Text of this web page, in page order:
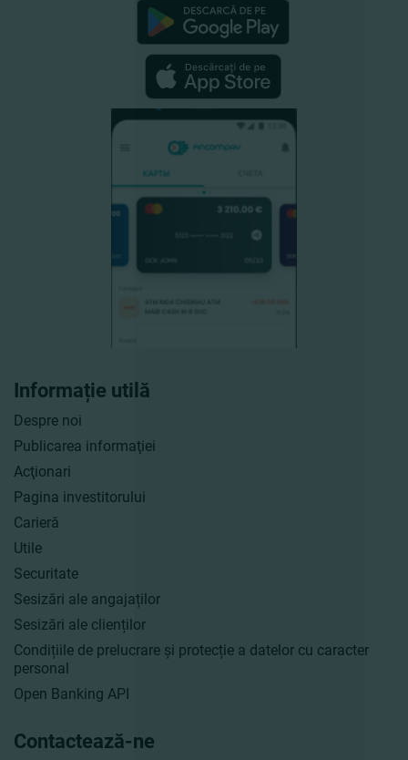
Informație utilă
Despre noi
Publicarea informaţiei
Acţionari
Pagina investitorului
Carieră
Utile
Securitate
Sesizări ale angajaților
Sesizări ale clienților
Condițiile de prelucrare și protecție a datelor cu caracter
personal
Open Banking API
Contactează-ne